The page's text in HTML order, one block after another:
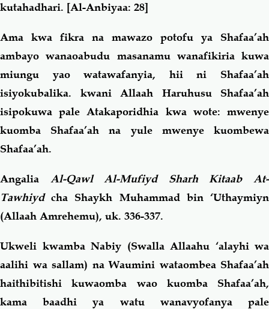
kutahadhari. [Al-Anbiyaa: 28]
Ama kwa fikra na mawazo potofu ya Shafaa’ah
ambayo wanaoabudu masanamu wanafikiria kuwa
miungu yao watawafanyia, hii ni Shafaa’ah
isiyokubalika. kwani Allaah Haruhusu Shafaa’ah
isipokuwa pale Atakaporidhia kwa wote: mwenye
kuomba Shafaa’ah na yule mwenye kuombewa
Shafaa’ah.
Angalia Al-Qawl Al-Mufiyd Sharh Kitaab At-
Tawhiydcha Shaykh Muhammad bin ‘Uthaymiyn
(Allaah Amrehemu), uk. 336-337.
Ukweli kwamba Nabiy (Swalla Allaahu ‘alayhi wa
aalihi wa sallam) na Waumini wataombea Shafaa’ah
haithibitishi kuwaomba wao kuomba Shafaa’ah,
kama baadhi ya watu wanavyofanya pale